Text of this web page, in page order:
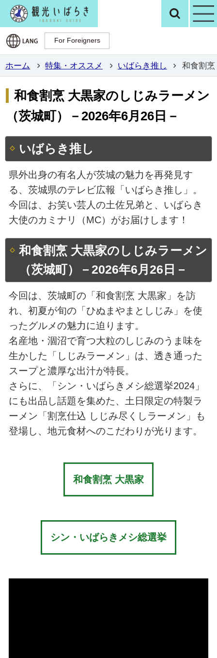
観光いばらき検
For Foreigners
For Foreigners
ホーム 特集・オススメ いばらき推し 和食割
和食割烹 大黒家のしじみラーメン
（茨城町）－2026年6月26日－
いばらき推し
県外出身の有名人が茨城の魅力を再発見す
る、茨城県のテレビ広報「いばらき推し」。
今回は、お笑い芸人の土佐兄弟と、いばらき
大使のカミナリ（MC）がお届けします！
和食割烹 大黒家のしじみラーメン
（茨城町）－2026年6月26日－
今回は、茨城町の「和食割烹 大黒家」を訪
れ、初夏が旬の「ひぬまやまとしじみ」を使
ったグルメの魅力に迫ります。
名産地・涸沼で育つ大粒のしじみのうま味を
生かした「しじみラーメン」は、透き通った
スープと濃厚な出汁が特長。
さらに、「シン・いばらきメシ総選挙2024」
にも出品し話題を集めた、土日限定の特製ラ
ーメン「割烹仕込 しじみ尽くしラーメン」も
登場し、地元食材へのこだわりが光ります。
和食割烹 大黒家
シン・いばらきメシ総選挙